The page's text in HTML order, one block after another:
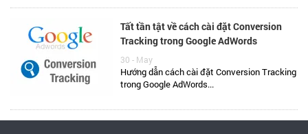
Tất tần tật về cách cài đặt Conversion
Tracking trong Google AdWords
30 - May
Hướng dẫn cách cài đặt Conversion Tracking
trong Google AdWords...